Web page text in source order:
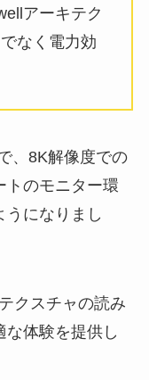
アーキテク
なく電力効
、8K解像度での
トのモニター環
うになりまし
クスチャの読み
体験を提供し